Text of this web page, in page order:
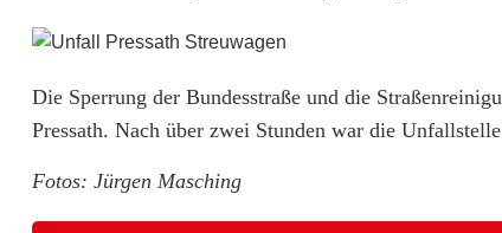
r
e
Die Sperrung der Bundesstraße und die
Pressath. Nach über zwei Stunden war die
Fotos: Jürgen Masching